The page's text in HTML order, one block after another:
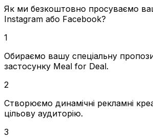
Як ми безкоштовно просуваємо
Instagram або Facebook?
1
Обираємо вашу спеціальну
застосунку Meal for Deal.
2
Створюємо динамічні рекламні
цільову аудиторію.
3